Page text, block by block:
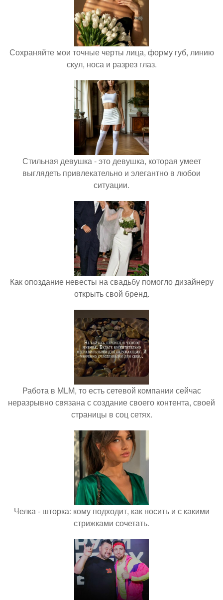
Сохраняйте мои точные черты лица, форму губ, линию
скул, носа и разрез глаз.
Стильная девушка - это девушка, которая умеет
выглядеть привлекательно и элегантно в любои
ситуации.
Как опоздание невесты на свадьбу помогло дизайнеру
открыть свой бренд.
Работа в MLM, то есть сетевой компании сейчас
неразрывно связана с создание своего контента, своей
страницы в соц сетях.
Челка - шторка: кому подходит, как носить и с какими
стрижками сочетать.